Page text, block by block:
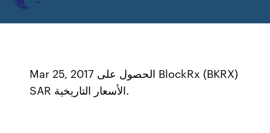
Mar 25, 2017 الحصول على BlockRx (BKRX)
SAR الأسعار التاريخية.